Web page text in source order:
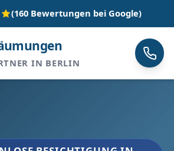
(160 Bewertungen bei Google)
IN BERLIN